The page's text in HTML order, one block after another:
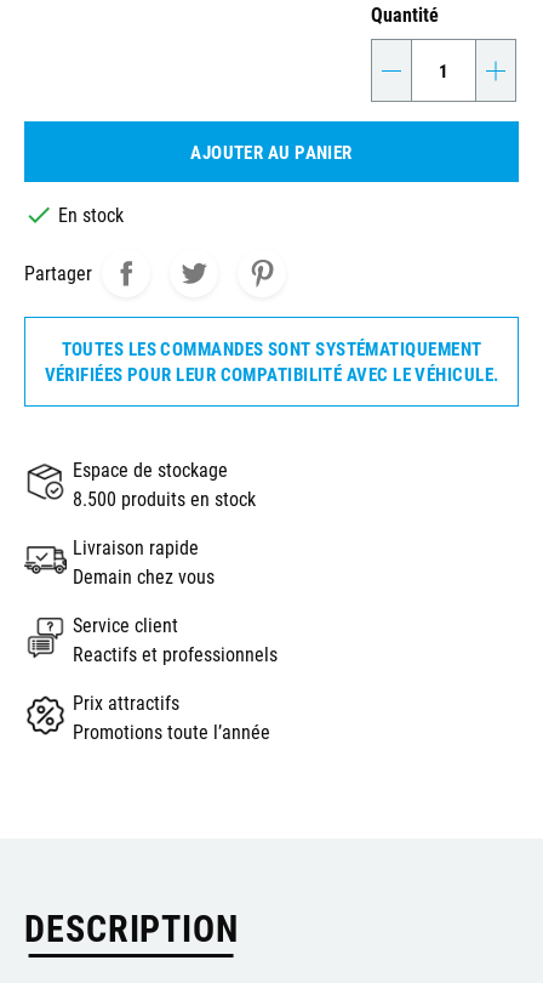
Quantité
- +
AJOUTER AU PANIER
 En stock
Partager
TOUTES LES COMMANDES SONT SYSTÉMATIQUEMENT
VÉRIFIÉES POUR LEUR COMPATIBILITÉ AVEC LE VÉHICULE.
Espace de stockage
8.500 produits en stock
Livraison rapide
Demain chez vous
Service client
Reactifs et professionnels
Prix attractifs
Promotions toute l’année
DESCRIPTION